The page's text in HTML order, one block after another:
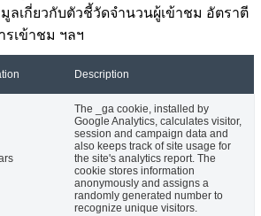
ลเกี่ยวกับตัวชี้วัดจำนวนผู้เข้าชม อัตราตี
เข้าชม ฯลฯ
Description
The _ga cookie, installed by
Google Analytics, calculates visitor,
session and campaign data and
also keeps track of site usage for
the site's analytics report. The
cookie stores information
anonymously and assigns a
randomly generated number to
recognize unique visitors.